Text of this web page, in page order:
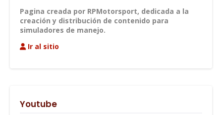
Pagina creada por RPMotorsport, dedicada a la
creación y distribución de contenido para
simuladores de manejo.
Ir al sitio
Youtube